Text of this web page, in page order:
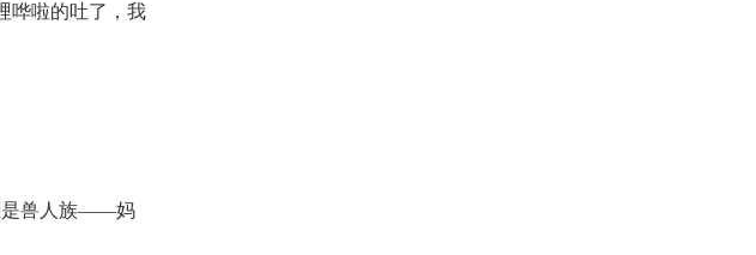
哗啦的吐了，我
是兽人族——妈